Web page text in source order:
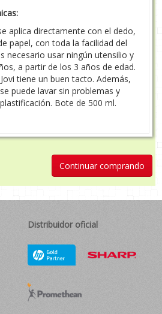
aplica directamente con el dedo,
papel, con toda la facilidad del
necesario usar ningún utensilio y
a partir de los 3 años de edad.
tiene un buen tacto. Además,
puede lavar sin problemas y
Bote de 500 ml.
Continuar comprando
Distribuidor oficial